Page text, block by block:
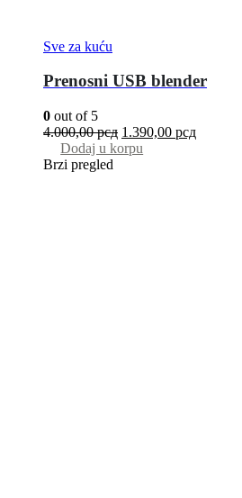
Sve za kuću
Prenosni USB blender
0 out of 5
4.000,00рсд 1.390,00 рсд
Dodaj u korpu
Brzi pregled